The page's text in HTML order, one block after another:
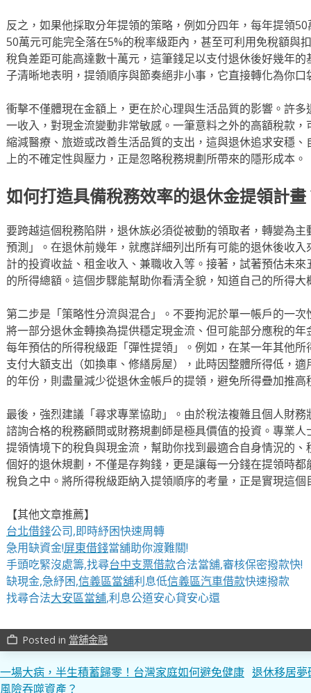
反之，如果他採取分年提領的策略，例如分四年，每年提領
50萬元可能完全落在5%的稅率級距內，甚至可利用免稅額與
稅負差距可能高達數十萬元，這筆錢足以支付退休後好幾年
子清晰地表明，提領順序與節奏絕非小事，它直接轉化為你
衝擊不僅體現在金額上，更在於心理與生活品質的影響。許
一收入，對現金流變動非常敏感。一筆意料之外的高額稅款
縮減醫療、旅遊或改善生活品質的支出，這與退休追求安穩
上的不確定性與壓力，正是忽略稅務規劃所帶來的隱形成本。
如何打造具備稅務效率的退休金提領計畫
要跨越這個稅務陷阱，退休族必須從被動的領取者，轉變為
預測」。在退休前幾年，就應詳細列出所有可能的退休後收
計的投資收益、租金收入、兼職收入等。接著，試著預估未
的所得總額。這個步驟能幫助你看清全貌，知道自己的所得
第二步是「策略性分流與混合」。不要拘泥於單一帳戶的一
將一部分退休金轉換為提供穩定現金流、但可能部分應稅的
每年預估的所得稅級距「彈性提領」。例如，在某一年其他
支付大額支出（如換車、修繕房屋），此時因整體所得低，
的年份，則盡量減少從退休金帳戶的提領，避免所得疊加推高
最後，強烈建議「尋求專業協助」。由於稅法複雜且個人財
諮詢合格的稅務顧問或財務規劃師是極具價值的投資。專業
提領情境下的稅負與現金流，幫助你找到最適合自身情況的
個好的退休規劃，不僅是存夠錢，更是讓每一分錢在提領時
稅負之中。將所得稅級距納入提領順序的考量，正是實現這個
【其他文章推薦】
台北借錢公司,即時紓困快速周轉
急用缺資金!屏東借錢當舖助你渡難關!
手頭吃緊沒處籌,找尋台中支票借款合法當舖,審核保密撥款快!
缺現金,急紓困,信義區當舖利息低信義區汽車借款快速撥款
找尋合法大安區當舖,利息公道安心貸安心還
work_outline Posted in 當舖金融
文
一場大病，半生積蓄歸零！台灣家庭如何避免健康
風險吞噬資產？
退休移居